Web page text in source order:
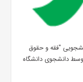
"فقه و حقوق
دانشجوی دانشگاه